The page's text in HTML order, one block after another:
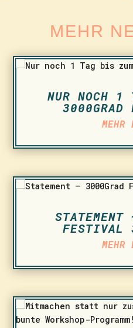
MEHR
NUR NOCH 1
MEHR
FESTIVAL
MEHR